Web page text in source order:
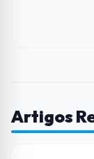
Artigos